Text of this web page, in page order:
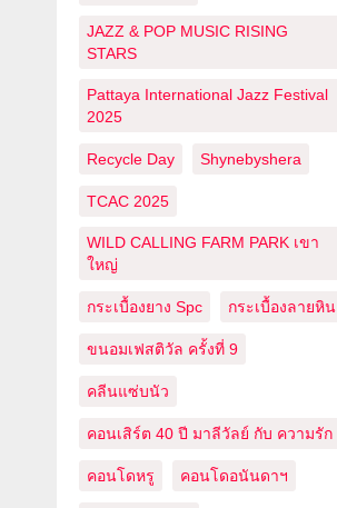
JAZZ & POP MUSIC RISING
STARS
Pattaya International Jazz Festival
2025
Recycle Day Shynebyshera
TCAC 2025
WILD CALLING FARM PARK เขา
ใหญ่
กระเบื้องยาง Spc กระเบื้องลายหิน
ขนอมเฟสติวัล ครั้งที่ 9
คลีนแซ่บนัว
คอนเสิร์ต 40 ปี มาลีวัลย์ กับ ความรัก
คอนโดหรู คอนโดอนันดาฯ